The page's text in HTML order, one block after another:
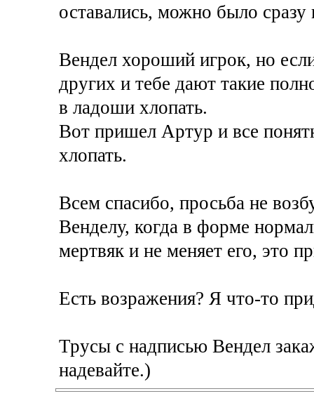
оставались, можно было сразу
Вендел хороший игрок, но
других и тебе дают такие
в ладоши хлопать.
Вот пришел Артур и все
хлопать.
Всем спасибо, просьба не
Венделу, когда в форме
мертвяк и не меняет его, это
Есть возражения? Я что-то
Трусы с надписью Вендел
надевайте.)